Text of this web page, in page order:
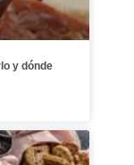
y dónde